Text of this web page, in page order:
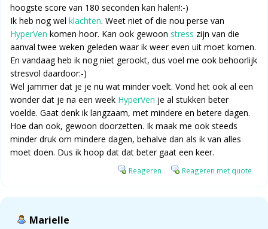
hoogste score van 180 seconden kan halen!:-)
Ik heb nog wel klachten. Weet niet of die nou perse van
HyperVen komen hoor. Kan ook gewoon stress zijn van die
aanval twee weken geleden waar ik weer even uit moet komen.
En vandaag heb ik nog niet gerookt, dus voel me ook behoorlijk
stresvol daardoor:-)
Wel jammer dat je je nu wat minder voelt. Vond het ook al een
wonder dat je na een week HyperVen je al stukken beter
voelde. Gaat denk ik langzaam, met mindere en betere dagen.
Hoe dan ook, gewoon doorzetten. Ik maak me ook steeds
minder druk om mindere dagen, behalve dan als ik van alles
moet doen. Dus ik hoop dat dat beter gaat een keer.
Reageren Reageren met quote
Marielle